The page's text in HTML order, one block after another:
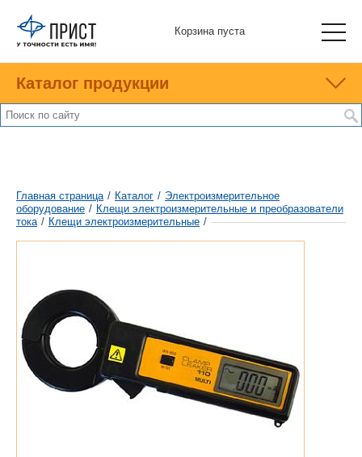
Корзина пуста
Каталог продукции
Главная страница / Каталог / Электроизмерительное
оборудование / Клещи электроизмерительные и преобразователи
тока / Клещи электроизмерительные /